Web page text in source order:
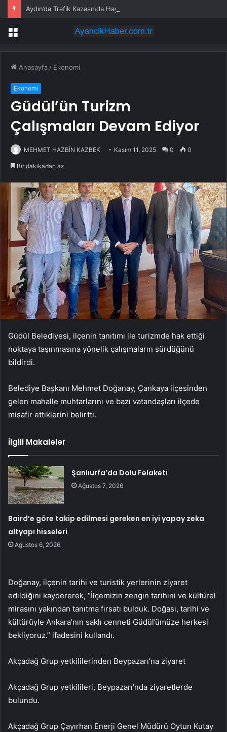
Aydın’da Trafik Kazasında Hayat Kaybı
Menü
Anasayfa / Ekonomi
Ekonomi
Güdül’ün Turizm
Çalışmaları Devam Ediyor
MEHMET HAZBİN KAZBEK Kasım 11, 2025 0 0
Bir dakikadan az
Güdül Belediyesi, ilçenin tanıtımı ile turizmde hak ettiği
noktaya taşınmasına yönelik çalışmaların sürdüğünü
bildirdi.
Belediye Başkanı Mehmet Doğanay, Çankaya ilçesinden
gelen mahalle muhtarlarını ve bazı vatandaşları ilçede
misafir ettiklerini belirtti.
İlgili Makaleler
Şanlıurfa’da Dolu Felaketi
Ağustos 7, 2026
Baird’e göre takip edilmesi gereken en iyi yapay zeka
altyapı hisseleri
Ağustos 6, 2026
Doğanay, ilçenin tarihi ve turistik yerlerinin ziyaret
edildiğini kaydererek, “İlçemizin zengin tarihini ve kültürel
mirasını yakından tanıtma fırsatı bulduk. Doğası, tarihi ve
kültürüyle Ankara’nın saklı cenneti Güdül’ümüze herkesi
bekliyoruz.” ifadesini kullandı.
Akçadağ Grup yetkililerinden Beypazarı’na ziyaret
Akçadağ Grup yetkilileri, Beypazarı’nda ziyaretlerde
bulundu.
Akçadağ Grup Çayırhan Enerji Genel Müdürü Oytun Kutay